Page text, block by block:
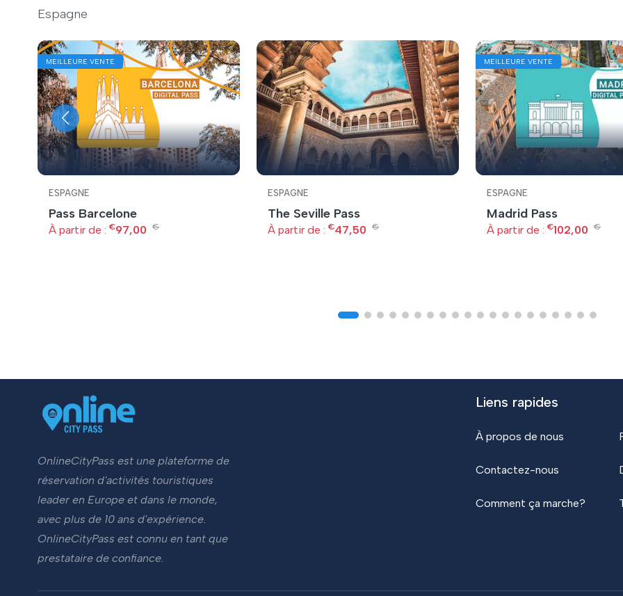
Espagne
MEILLEURE VENTE
ESPAGNE
Pass Barcelone
À partir de : €97,00 €
ESPAGNE
The Seville Pass
À partir de : €47,50 €
MEILLEURE VENTE
ESPAGNE
Madrid Pass
À partir de : €102,00 €
OnlineCityPass est une plateforme de
réservation d'activités touristiques
leader en Europe et dans le monde,
avec plus de 10 ans d'expérience.
OnlineCityPass est connu en tant que
prestataire de confiance.
Liens rapides
À propos de nous
Contactez-nous
Comment ça marche?